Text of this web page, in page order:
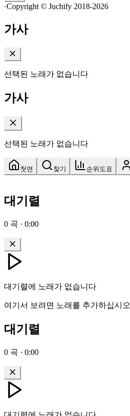
·Copyright © Juchify 2018-2026
가사
선택된 노래가 없습니다
가사
선택된 노래가 없습니다
첫면 찾기 순위도표
대기렬
0 곡 · 0:00
대기렬에 노래가 없습니다
여기서 보려면 노래를 추가하십시오
대기렬
0 곡 · 0:00